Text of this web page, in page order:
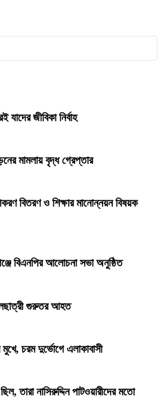
যাদের জীবিকা নির্বাহ
মামলায় বৃদ্ধ গ্রেপ্তার
বিতরণ ও শিক্ষার মানোন্নয়ন বিষয়ক
বিএনপির আলোচনা সভা অনুষ্ঠিত
গুরুতর আহত
চরম দুর্ভোগে এলাকাবাসী
তারা নাসিরুদ্দিন পাটওয়ারীদের মতো